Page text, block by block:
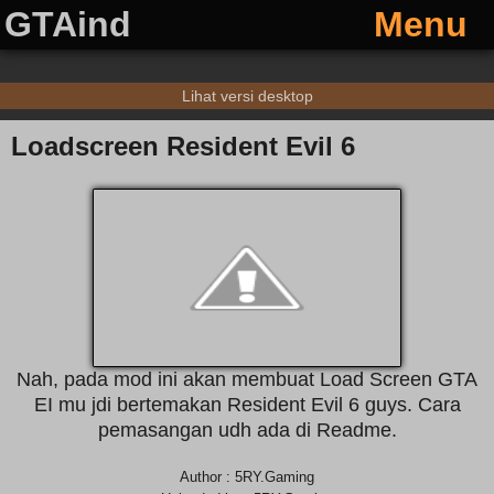
GTAind Menu
Lihat versi desktop
Loadscreen Resident Evil 6
Nah, pada mod ini akan membuat Load Screen GTA
EI mu jdi bertemakan Resident Evil 6 guys. Cara
pemasangan udh ada di Readme.
Author : 5RY.Gaming